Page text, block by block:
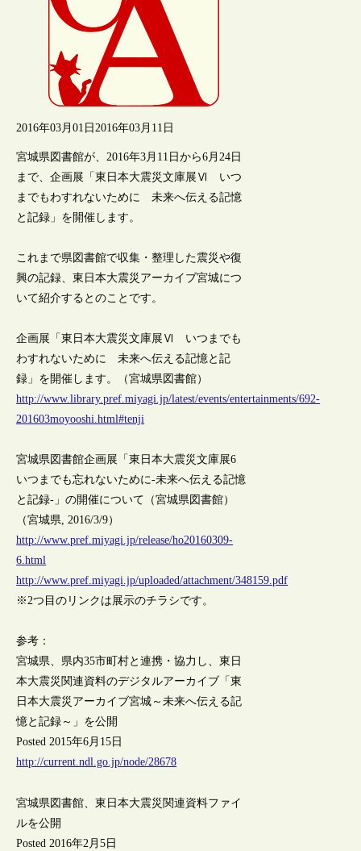
2016年03月01日 2016年03月11日
宮城県図書館が、2016年3月11日から6月24日
まで、企画展「東日本大震災文庫展Ⅵ いつ
までもわすれないために 未来へ伝える記憶
と記録」を開催します。
これまで県図書館で収集・整理した震災や復
興の記録、東日本大震災アーカイブ宮城につ
いて紹介するとのことです。
企画展「東日本大震災文庫展Ⅵ いつまでも
わすれないために 未来へ伝える記憶と記
録」を開催します。（宮城県図書館）
http://www.library.pref.miyagi.jp/latest/events/entertainments/692-
201603moyooshi.html#tenji
宮城県図書館企画展「東日本大震災文庫展6
いつまでも忘れないために-未来へ伝える記憶
と記録-」の開催について（宮城県図書館）
（宮城県, 2016/3/9）
http://www.pref.miyagi.jp/release/ho20160309-
6.html
http://www.pref.miyagi.jp/uploaded/attachment/348159.pdf
※2つ目のリンクは展示のチラシです。
参考：
宮城県、県内35市町村と連携・協力し、東日
本大震災関連資料のデジタルアーカイブ「東
日本大震災アーカイブ宮城～未来へ伝える記
憶と記録～」を公開
Posted 2015年6月15日
http://current.ndl.go.jp/node/28678
宮城県図書館、東日本大震災関連資料ファイ
ルを公開
Posted 2016年2月5日